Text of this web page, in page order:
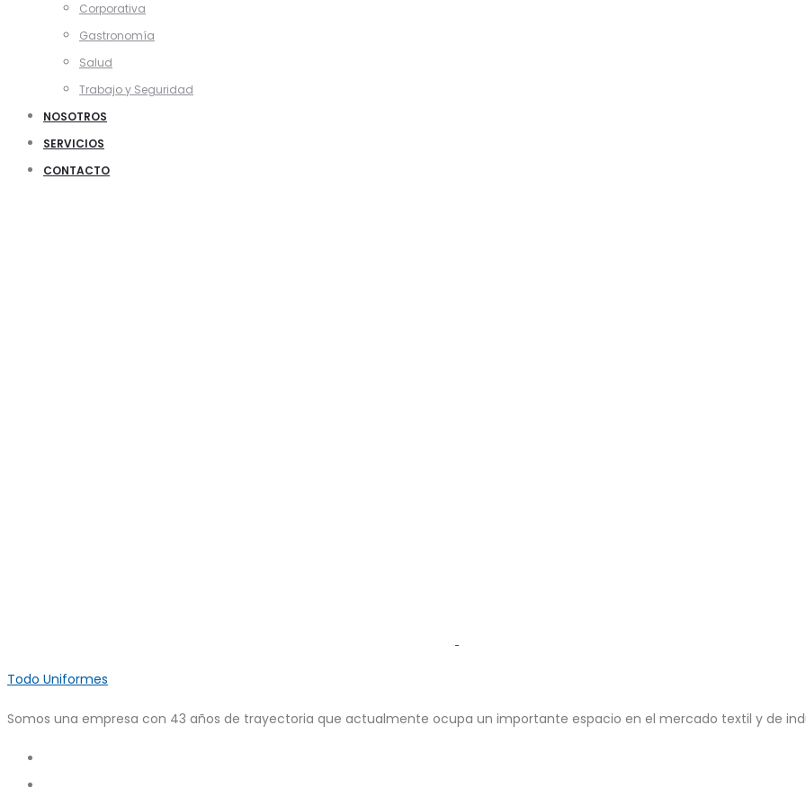
Corporativa
Gastronomía
Salud
Trabajo y Seguridad
NOSOTROS
SERVICIOS
CONTACTO
Todo Uniformes
Somos una empresa con 43 años de trayectoria que actualmente ocupa un importante espacio en el mercado textil y de